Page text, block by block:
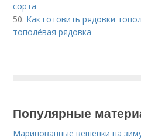
сорта
50. Как готовить рядовки
тополёвая рядовка
Популярные
Маринованные вешенки на